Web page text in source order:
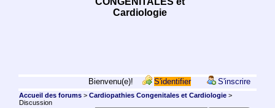
Cardiologie
Bienvenu(e)! S'identifier S'inscrire
Accueil des forums> Cardiopathies Congenitales et Cardiologie>
Discussion